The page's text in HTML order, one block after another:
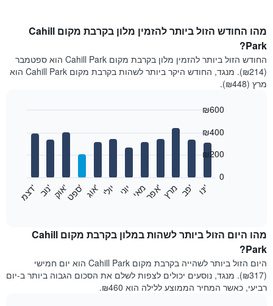
מהו החודש הזול ביותר להזמין מלון בקרבת מקום Cahill
Park?
החודש הזול ביותר להזמין מלון בקרבת מקום Cahill Park הוא ספטמבר
(₪214). מנגד, החודש היקר ביותר לשהות בקרבת מקום Cahill Park הוא
מרץ (₪448).
מחיר
הממוצע
של
חדר
בכל
חודש
י
נ
ו
' פ
ב​​​​​​​
' מרץא
פ
ר
' מאי יוני יולי א
ו
ג
' ס
פ
ט
' א
ו
ק
' נ
ו
ב
' ד
צ
מ
'
0
₪200
₪400
₪600
מהו היום הזול ביותר לשהות במלון בקרבת מקום Cahill
Park?
היום הזול ביותר לשהייה בקרבת מקום Cahill Park הוא יום חמישי
(₪317). מנגד, נוסעים יכולים לצפות לשלם את הסכום הגבוה ביותר ב-יום
רביעי, כאשר המחיר הממוצע ללילה הוא ₪460.